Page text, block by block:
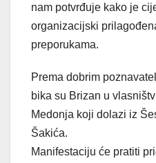
nam potvrđuje kako je
organizacijski
preporukama.
Prema dobrim
bika su Brizan u
Medonja koji dolazi iz
Šakića.
Manifestaciju će pratiti